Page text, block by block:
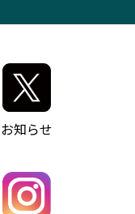
鹿管内）
スセット
お知らせ